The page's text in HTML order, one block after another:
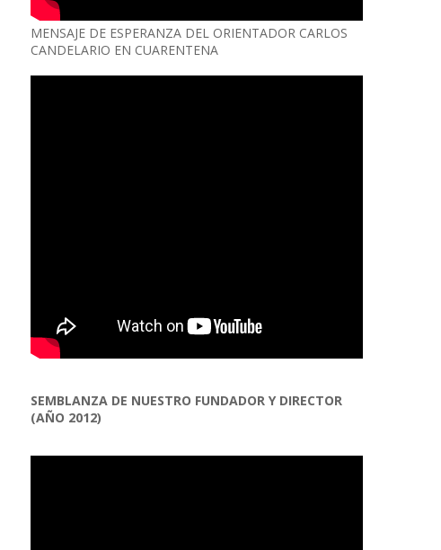
MENSAJE DE ESPERANZA DEL ORIENTADOR CARLOS
CANDELARIO EN CUARENTENA
SEMBLANZA DE NUESTRO FUNDADOR Y DIRECTOR
(AÑO 2012)